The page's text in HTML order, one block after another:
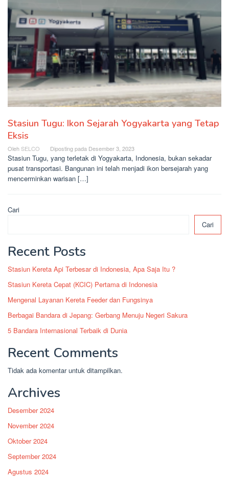
Stasiun Tugu: Ikon Sejarah Yogyakarta yang Tetap
Eksis
Oleh SELCO Diposting pada Desember 3, 2023
Stasiun Tugu, yang terletak di Yogyakarta, Indonesia, bukan sekadar
pusat transportasi. Bangunan ini telah menjadi ikon bersejarah yang
mencerminkan warisan […]
Cari
Cari
Recent Posts
Stasiun Kereta Api Terbesar di Indonesia, Apa Saja Itu ?
Stasiun Kereta Cepat (KCIC) Pertama di Indonesia
Mengenal Layanan Kereta Feeder dan Fungsinya
Berbagai Bandara di Jepang: Gerbang Menuju Negeri Sakura
5 Bandara Internasional Terbaik di Dunia
Recent Comments
Tidak ada komentar untuk ditampilkan.
Archives
Desember 2024
November 2024
Oktober 2024
September 2024
Agustus 2024